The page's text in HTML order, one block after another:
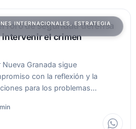
INTERNACIONALES, ESTRATEGIA
foro de seguridad defensa
intervenir el crimen
Granada sigue
con la reflexión y la
para los problemas…